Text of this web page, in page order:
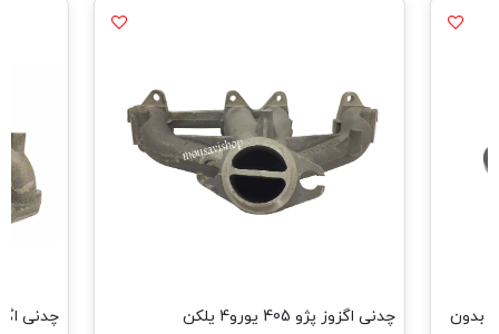
پژو 206 تیپ 5-رانا بدون چدنی اگزوز پژو 405 یورو4 یلکن چدنی